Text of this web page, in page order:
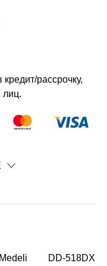
рассрочку,
лиц.
DD-518DX